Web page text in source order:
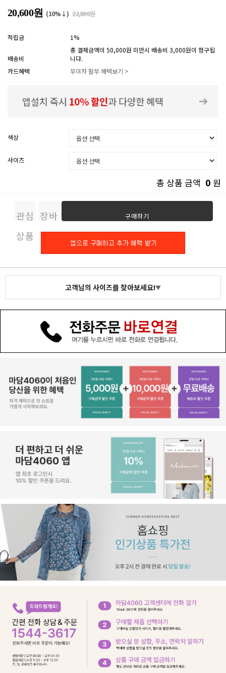
20,600원 (10%↓) 22,800원
적립금 1%
배송비
총 결제금액이 50,000원 미만시 배송비 3,000원이 청구됩
니다.
카드혜택
무이자 할부 혜택보기 >
색상
사이즈
총 상품 금액 0 원
관심
상품
장바
구니
구매하기
고객님의 사이즈를 찾아보세요!▼